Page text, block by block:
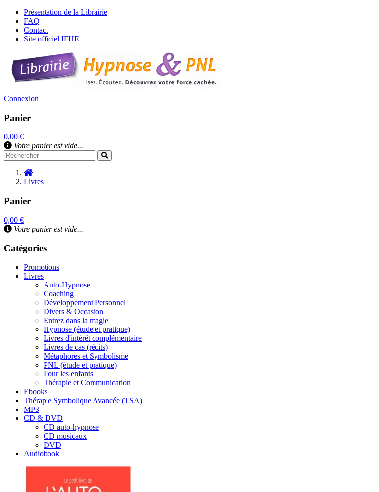
Présentation de la Librairie
FAQ
Contact
Site officiel IFHE
Connexion
Panier
0,00 €
Votre panier est vide...
Livres
Panier
0,00 €
Votre panier est vide...
Catégories
Promotions
Livres
Auto-Hypnose
Coaching
Développement Personnel
Divers & Occasion
Entrez dans la magie
Hypnose (étude et pratique)
Livres d'intérêt complémentaire
Livres de cas (récits)
Métaphores et Symbolisme
PNL (étude et pratique)
Pour les enfants
Thérapie et Communication
Ebooks
Thérapie Symbolique Avancée (TSA)
MP3
CD & DVD
CD auto-hypnose
CD musicaux
DVD
Audiobook